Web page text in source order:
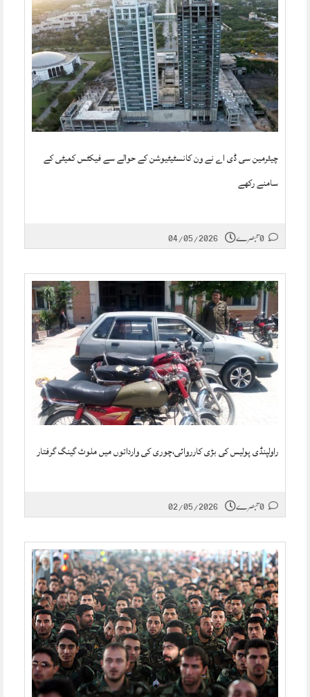
چیئرمین سی ڈی اے نے ون کانسٹیٹیوشن کے حوالے سے فیکٹس کمیٹی کے
سامنے رکھے
04/05/2026
راولپنڈی پولیس کی بڑی کارروائی،چوری کی وارداتوں میں ملوث گینگ گرفتار
02/05/2026